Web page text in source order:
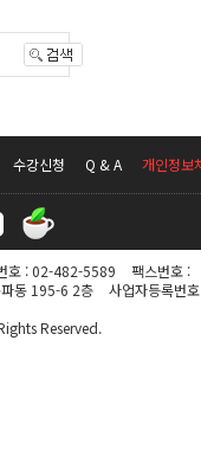
수강신청 Q & A 개인정보
호 : 02-482-5589
팩스번호 :
동 195-6 2층
사업자등록번호
Reserved.